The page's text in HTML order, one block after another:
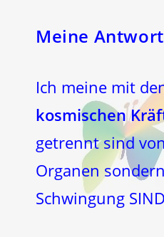
Meine
Ich meine mit
kosmischen
getrennt sind
Organen
Schwingung